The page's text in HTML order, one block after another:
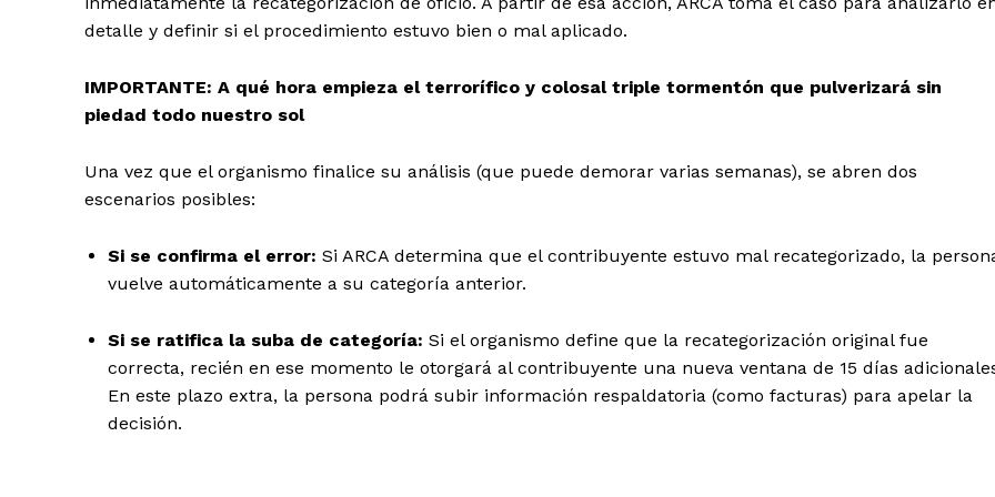
detalle y definir si el procedimiento estuvo bien o mal aplicado.
IMPORTANTE: A qué hora empieza el terrorífico y colosal triple tormentón que pulverizará sin
piedad todo nuestro sol
Una vez que el organismo finalice su análisis (que puede demorar varias semanas), se abren dos
escenarios posibles:
Si se confirma el error: Si ARCA determina que el contribuyente estuvo mal recategorizado, la
vuelve automáticamente a su categoría anterior.
Si se ratifica la suba de categoría: Si el organismo define que la recategorización original fue
correcta, recién en ese momento le otorgará al contribuyente una nueva ventana de 15 días
En este plazo extra, la persona podrá subir información respaldatoria (como facturas) para apelar la
decisión.